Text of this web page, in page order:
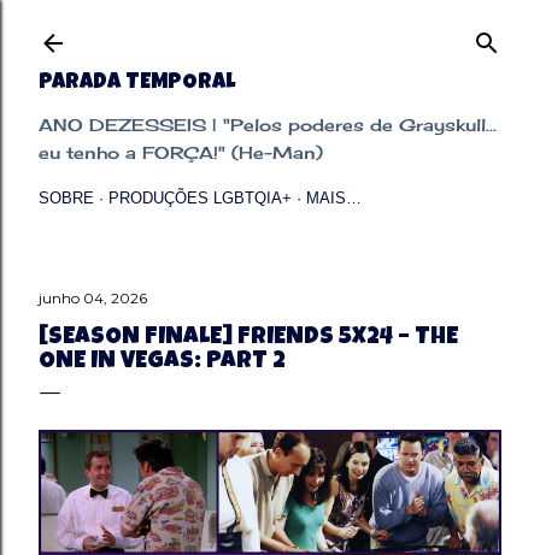
PARADA TEMPORAL
ANO DEZESSEIS | "Pelos poderes de Grayskull...
eu tenho a FORÇA!" (He-Man)
SOBRE PRODUÇÕES LGBTQIA+ MAIS…
junho 04, 2026
[SEASON FINALE] FRIENDS 5X24 – THE
ONE IN VEGAS: PART 2